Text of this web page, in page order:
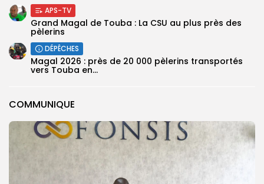
COMMUNIQUE
APS-TV
Grand Magal de Touba : La CSU au plus près des
pèlerins
DÉPÊCHES
Magal 2026 : près de 20 000 pèlerins transportés
vers Touba en...